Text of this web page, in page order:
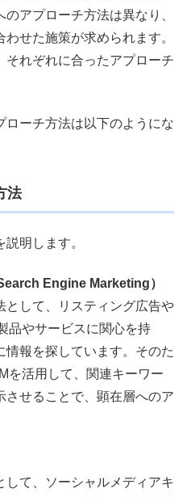
アプローチ方法は異なり、
せた施策が求められます。
それぞれに合ったアプローチ
ーチ方法は以下のようにな
法
明します。
Engine Marketing）
として、リスティング広告や
品やサービスに関心を持
報を探しています。そのた
を活用して、関連キーワー
させることで、顕在層へのア
て、ソーシャルメディアキ